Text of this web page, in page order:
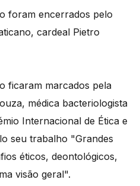
foram encerrados pelo
cardeal Pietro
ficaram marcados pela
médica bacteriologista
Internacional de Ética e
seu trabalho "Grandes
éticos, deontológicos,
visão geral".